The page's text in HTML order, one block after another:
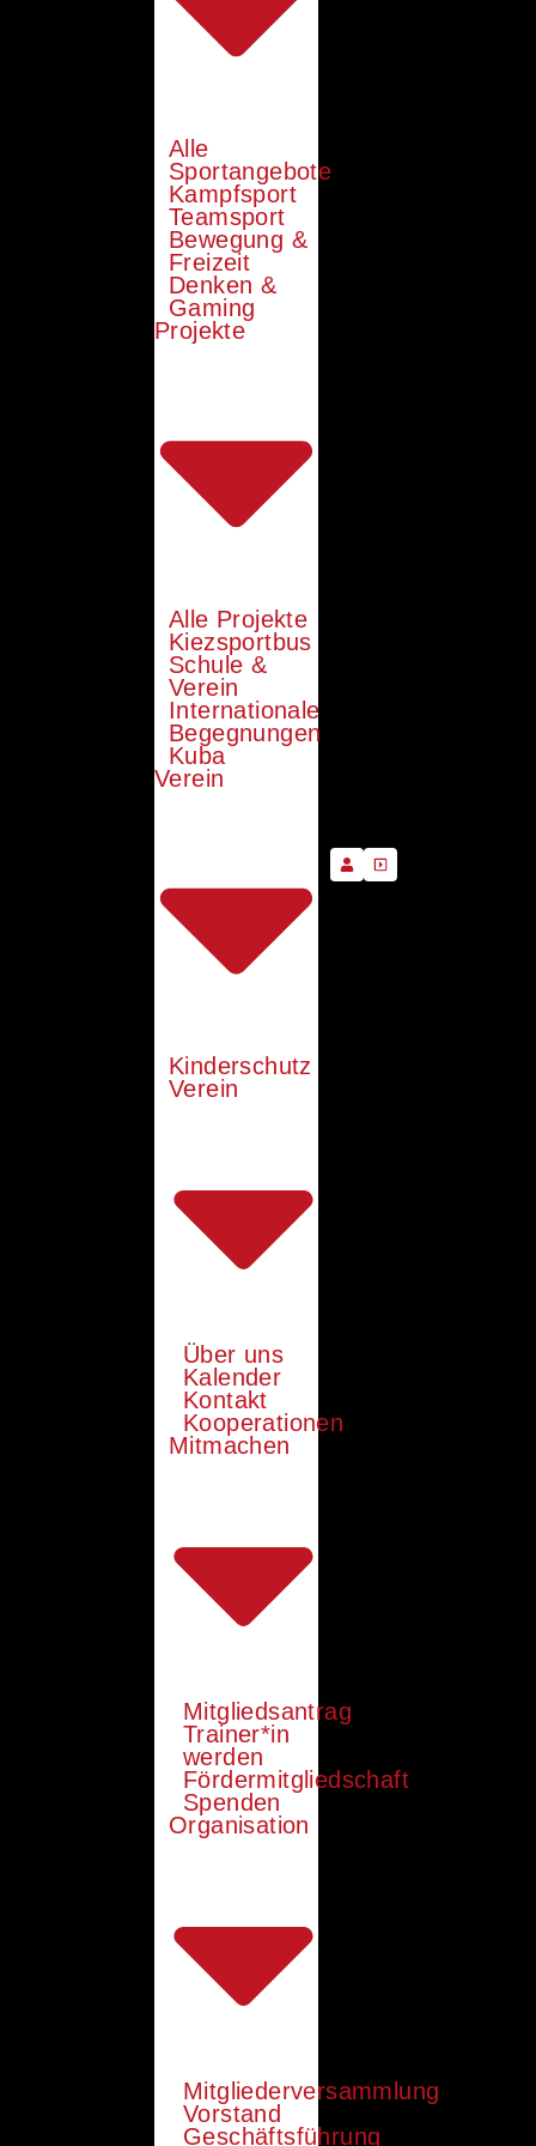
Alle
Sportangebote
Kampfsport
Teamsport
Bewegung &
Freizeit
Denken &
Gaming
Projekte
Alle Projekte
Kiezsportbus
Schule &
Verein
Internationale
Begegnungen
Kuba
Verein
Kinderschutz
Verein
Über uns
Kalender
Kontakt
Kooperationen
Mitmachen
Mitgliedsantrag
Trainer*in
werden
Fördermitgliedschaft
Spenden
Organisation
Mitgliederversammlung
Vorstand
Geschäftsführung